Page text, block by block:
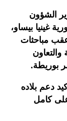
الشؤون
غينيا بيساو،
مباحثات
والتعاون
بوريطة.
دعم بلاده
على كامل